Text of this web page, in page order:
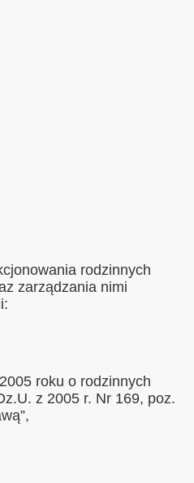
rodzinnych
zarządzania nimi
roku o rodzinnych
z 2005 r. Nr 169, poz.